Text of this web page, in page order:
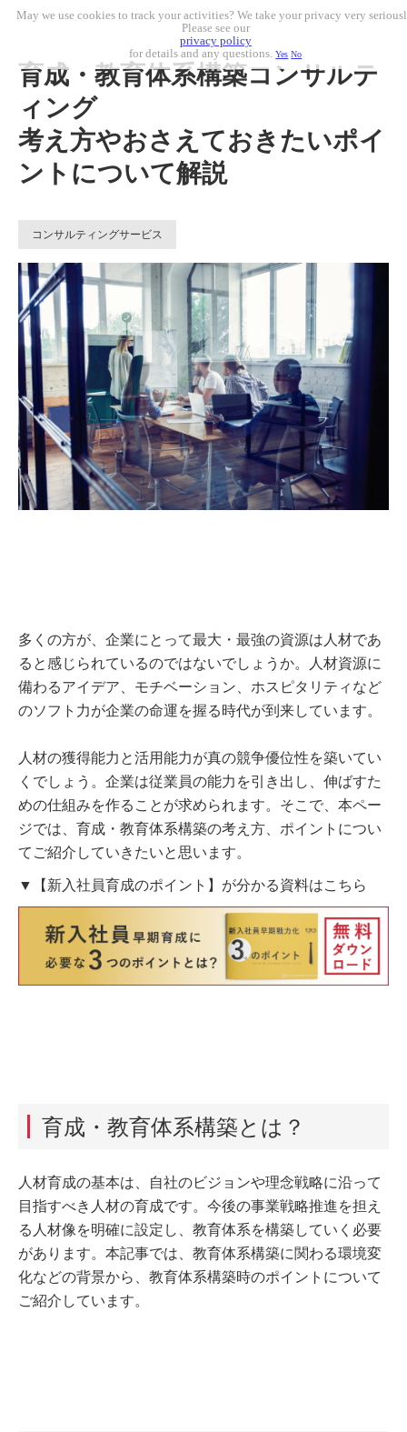
育成・教育体系構築コンサルテ
ィング
考え方やおさえておきたいポイ
ントについて解説
コンサルティングサービス
多くの方が、企業にとって最大・最強の資源は人材であ
ると感じられているのではないでしょうか。人材資源に
備わるアイデア、モチベーション、ホスピタリティなど
のソフト力が企業の命運を握る時代が到来しています。
人材の獲得能力と活用能力が真の競争優位性を築いてい
くでしょう。企業は従業員の能力を引き出し、伸ばすた
めの仕組みを作ることが求められます。そこで、本ペー
ジでは、育成・教育体系構築の考え方、ポイントについ
てご紹介していきたいと思います。
▼【新入社員育成のポイント】が分かる資料はこちら
育成・教育体系構築とは？
人材育成の基本は、自社のビジョンや理念戦略に沿って
目指すべき人材の育成です。今後の事業戦略推進を担え
る人材像を明確に設定し、教育体系を構築していく必要
があります。本記事では、教育体系構築に関わる環境変
化などの背景から、教育体系構築時のポイントについて
ご紹介しています。
May we use cookies to track your activities? We take your privacy very
Please see our
privacy policy
for details and any questions.Yes No